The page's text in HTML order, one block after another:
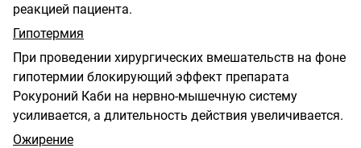
реакцией пациента.
Гипотермия
При проведении хирургических вмешательств на фоне
гипотермии блокирующий эффект препарата
Рокуроний Каби на нервно-мышечную систему
усиливается, а длительность действия увеличивается.
Ожирение